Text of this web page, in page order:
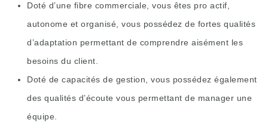
Doté d’une fibre commerciale, vous êtes pro actif,
autonome et organisé, vous possédez de fortes qualités
d’adaptation permettant de comprendre aisément les
besoins du client.
Doté de capacités de gestion, vous possédez également
des qualités d’écoute vous permettant de manager une
équipe.